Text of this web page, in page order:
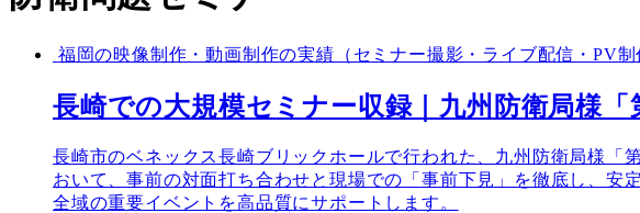
福岡の映像制作・動画制作の実績（セミナー撮影・ライブ配信・PV
長崎での大規模セミナー収録｜九州防衛局様
長崎市のベネックス長崎ブリックホールで行われた、九州防衛局様「
おいて、事前の対面打ち合わせと現場での「事前下見」を徹底し、安
全域の重要イベントを高品質にサポートします。